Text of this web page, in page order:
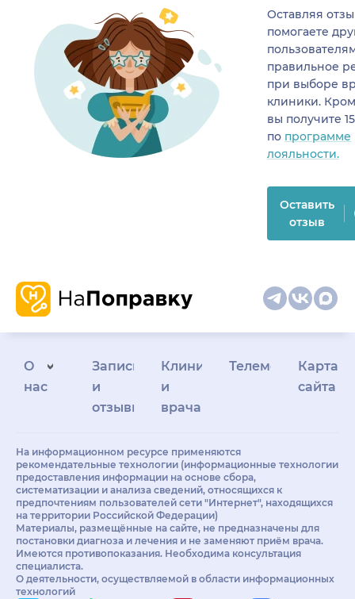
Оставляя
помогаете
правильное
при выборе
клиники.
вы получите
по программе
лояльности.
Оставить
отзыв
О
нас
Запись
и
отзывы
Клиникам
и
врачам
Телемедицина
Карта
сайта
На информационном ресурсе применяются
рекомендательные технологии (информационные технологии
предоставления информации на основе сбора,
систематизации и анализа сведений, относящихся к
предпочтениям пользователей сети "Интернет", находящихся
на территории Российской Федерации)
Материалы, размещённые на сайте, не предназначены для
постановки диагноза и лечения и не заменяют приём врача.
Имеются противопоказания. Необходима консультация
специалиста.
О деятельности, осуществляемой в области информационных
технологий